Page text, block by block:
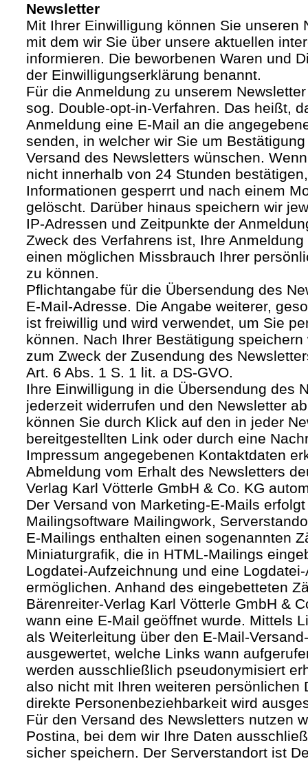
Newsletter
Mit Ihrer Einwilligung können Sie unseren
mit dem wir Sie über unsere aktuellen
informieren. Die beworbenen Waren und
der Einwilligungserklärung benannt.
Für die Anmeldung zu unserem
sog. Double-opt-in-Verfahren. Das heißt,
Anmeldung eine E-Mail an die
senden, in welcher wir Sie um
Versand des Newsletters wünschen.
nicht innerhalb von 24 Stunden
Informationen gesperrt und nach einem
gelöscht. Darüber hinaus speichern wir
IP-Adressen und Zeitpunkte der
Zweck des Verfahrens ist, Ihre
einen möglichen Missbrauch Ihrer
zu können.
Pflichtangabe für die Übersendung des
E-Mail-Adresse. Die Angabe weiterer,
ist freiwillig und wird verwendet, um Sie
können. Nach Ihrer Bestätigung
zum Zweck der Zusendung des
Art. 6 Abs. 1 S. 1 lit. a DS-GVO.
Ihre Einwilligung in die Übersendung des
jederzeit widerrufen und den Newsletter
können Sie durch Klick auf den in jeder
bereitgestellten Link oder durch eine
Impressum angegebenen Kontaktdaten
Abmeldung vom Erhalt des Newsletters
Verlag Karl Vötterle GmbH & Co. KG
Der Versand von Marketing-E-Mails
Mailingsoftware Mailingwork,
E-Mailings enthalten einen sogenannten
Miniaturgrafik, die in HTML-Mailings
Logdatei-Aufzeichnung und eine
ermöglichen. Anhand des eingebetteten
Bärenreiter-Verlag Karl Vötterle GmbH &
wann eine E-Mail geöffnet wurde. Mittels
als Weiterleitung über den E-Mail-
ausgewertet, welche Links wann
werden ausschließlich pseudonymisiert
also nicht mit Ihren weiteren persönlichen
direkte Personenbeziehbarkeit wird
Für den Versand des Newsletters nutzen
Postina, bei dem wir Ihre Daten
sicher speichern. Der Serverstandort ist